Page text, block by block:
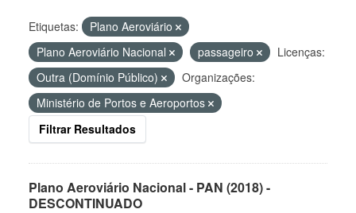
Etiquetas:
Plano Aeroviário
Plano Aeroviário Nacional
passageiro
Licenças:
Outra (Domínio Público)
Organizações:
Ministério de Portos e Aeroportos
Filtrar Resultados
Plano Aeroviário Nacional - PAN (2018) -
DESCONTINUADO